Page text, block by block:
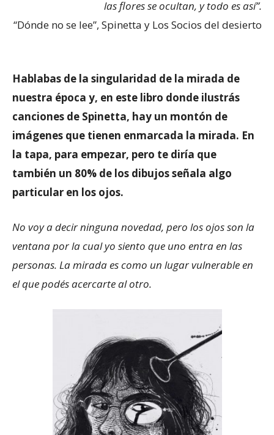
las flores se ocultan, y todo es así”.
“Dónde no se lee”, Spinetta y Los Socios del desierto
Hablabas de la singularidad de la mirada de
nuestra época y, en este libro donde ilustrás
canciones de Spinetta, hay un montón de
imágenes que tienen enmarcada la mirada. En
la tapa, para empezar, pero te diría que
también un 80% de los dibujos señala algo
particular en los ojos.
No voy a decir ninguna novedad, pero los ojos son la
ventana por la cual yo siento que uno entra en las
personas. La mirada es como un lugar vulnerable en
el que podés acercarte al otro.